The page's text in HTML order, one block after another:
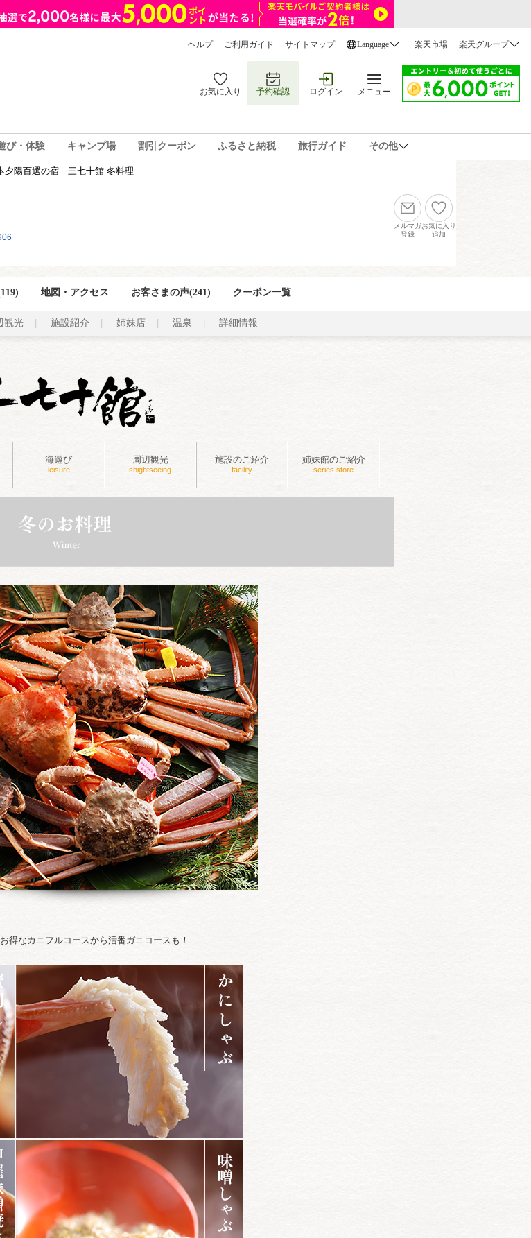
ヘルプ ご利用ガイド サイトマップ Language 楽天市場 楽天グループ
お気に入り 予約確認 ログイン メニュー
び・体験 キャンプ場 割引クーポン ふるさと納税 旅行ガイド その他
陽百選の宿 三七十館 冬料理
メルマガ
登録
お気に入り
追加
地図・アクセス お客さまの声(241) クーポン一覧
観光 施設紹介 姉妹店 温泉 詳細情報
海遊び
leisure
周辺観光
shightseeing
施設のご紹介
facility
姉妹館のご紹介
series store
得なカニフルコースから活番ガニコースも！